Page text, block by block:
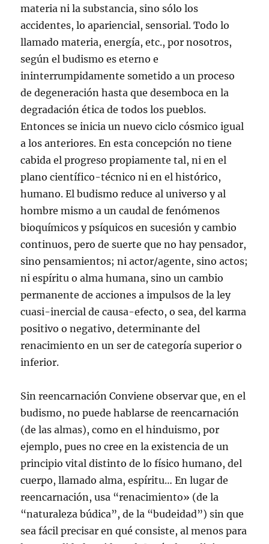
materia ni la substancia, sino sólo los
accidentes, lo apariencial, sensorial. Todo lo
llamado materia, energía, etc., por nosotros,
según el budismo es eterno e
ininterrumpidamente sometido a un proceso
de degeneración hasta que desemboca en la
degradación ética de todos los pueblos.
Entonces se inicia un nuevo ciclo cósmico igual
a los anteriores. En esta concepción no tiene
cabida el progreso propiamente tal, ni en el
plano científico-técnico ni en el histórico,
humano. El budismo reduce al universo y al
hombre mismo a un caudal de fenómenos
bioquímicos y psíquicos en sucesión y cambio
continuos, pero de suerte que no hay pensador,
sino pensamientos; ni actor/agente, sino actos;
ni espíritu o alma humana, sino un cambio
permanente de acciones a impulsos de la ley
cuasi-inercial de causa-efecto, o sea, del karma
positivo o negativo, determinante del
renacimiento en un ser de categoría superior o
inferior.
Sin reencarnación Conviene observar que, en el
budismo, no puede hablarse de reencarnación
(de las almas), como en el hinduismo, por
ejemplo, pues no cree en la existencia de un
principio vital distinto de lo físico humano, del
cuerpo, llamado alma, espíritu… En lugar de
reencarnación, usa “renacimiento» (de la
“naturaleza búdica”, de la “budeidad”) sin que
sea fácil precisar en qué consiste, al menos para